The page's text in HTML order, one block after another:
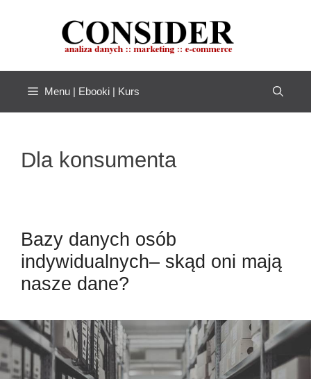
Menu | Ebooki | Kurs
Dla konsumenta
Bazy danych osób
indywidualnych– skąd oni mają
nasze dane?